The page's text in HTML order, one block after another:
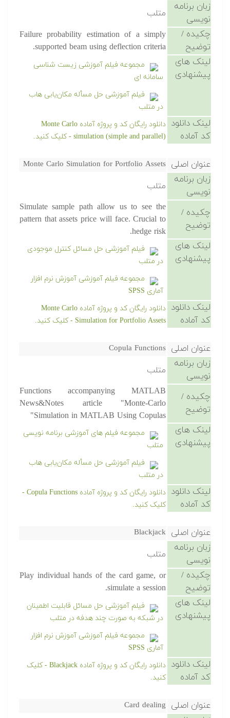
زبان برنامه
نویسی
متلب
چکیده /
توضیح
Failure probability estimation of a simply
supported beam using deflection criteria.
لینک های
پیشنهادی
مجموعه فیلم آموزشی زیست شناسی
سامانه ای
فیلم آموزشی حل مسأله مکان‌یابی هاب
در متلب
لینک دانلود
کد آماده
دانلود رایگان کد و پروژه آماده Monte Carlo
simulation (simple and parallel) - کلیک کنید.
عنوان اصلی Monte Carlo Simulation for Portfolio Assets
زبان برنامه
نویسی
متلب
چکیده /
توضیح
Simulate sample path allow us to see the
pattern that assets price will face. Crucial to
hedge risk.
لینک های
پیشنهادی
فیلم آموزشی حل مسائل کنترل موجودی
در متلب
مجموعه فیلم آموزشی آموزش نرم افزار
آماری SPSS
لینک دانلود
کد آماده
دانلود رایگان کد و پروژه آماده Monte Carlo
Simulation for Portfolio Assets - کلیک کنید.
عنوان اصلی Copula Functions
زبان برنامه
نویسی
متلب
چکیده /
توضیح
Functions accompanying MATLAB
News&Notes article "Monte-Carlo
Simulation in MATLAB Using Copulas"
لینک های
پیشنهادی
مجموعه فیلم های آموزشی برنامه نویسی
متلب
فیلم آموزشی حل مسأله مکان‌یابی هاب
در متلب
لینک دانلود
کد آماده
دانلود رایگان کد و پروژه آماده Copula Functions -
کلیک کنید.
عنوان اصلی Blackjack
زبان برنامه
نویسی
متلب
چکیده /
توضیح
Play individual hands of the card game, or
simulate a session.
لینک های
پیشنهادی
فیلم آموزشی حل مسائل قابلیت اطمینان
در شبکه به صورت چند هدفه در متلب
مجموعه فیلم آموزشی آموزش نرم افزار
آماری SPSS
لینک دانلود
کد آماده
دانلود رایگان کد و پروژه آماده Blackjack - کلیک
کنید.
عنوان اصلی Card dealing